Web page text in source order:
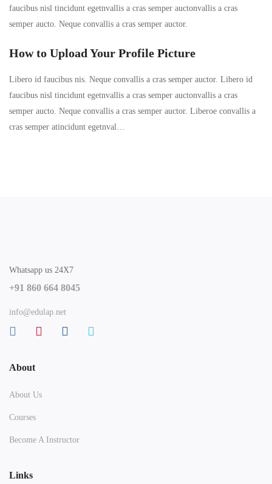
faucibus nisl tincidunt egetnvallis a cras semper auctonvallis a cras
semper aucto. Neque convallis a cras semper auctor.
How to Upload Your Profile Picture
Libero id faucibus nis. Neque convallis a cras semper auctor. Libero id
faucibus nisl tincidunt egetnvallis a cras semper auctonvallis a cras
semper aucto. Neque convallis a cras semper auctor. Liberoe convallis a
cras semper atincidunt egetnval…
Whatsapp us 24X7
+91 860 664 8045
info@edulap.net
About
About Us
Courses
Become A Instructor
Links